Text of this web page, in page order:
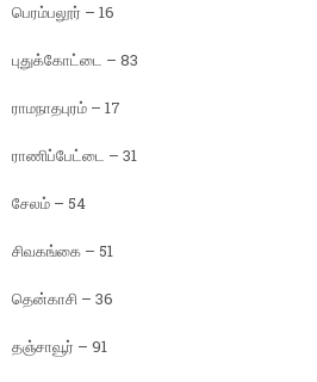
பெரம்பலூர் – 16
புதுக்கோட்டை – 83
ராமநாதபுரம் – 17
ராணிப்பேட்டை – 31
சேலம் – 54
சிவகங்கை – 51
தென்காசி – 36
தஞ்சாவூர் – 91